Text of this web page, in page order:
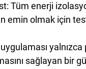
Tüm enerji
olmak için test
sağlayan bir